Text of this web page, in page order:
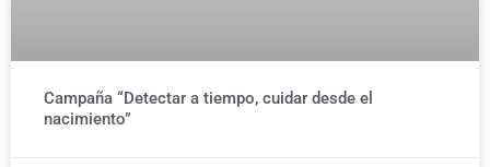
Campaña “Detectar a tiempo, cuidar desde el
nacimiento”